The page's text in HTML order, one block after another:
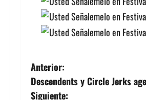
N
a
Anterior:
Descendents y Circle Jerks
Siguiente: